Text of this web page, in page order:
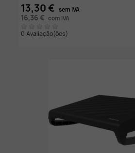
13,30 € sem IVA
16,36 € com IVA
0 Avaliação(ões)